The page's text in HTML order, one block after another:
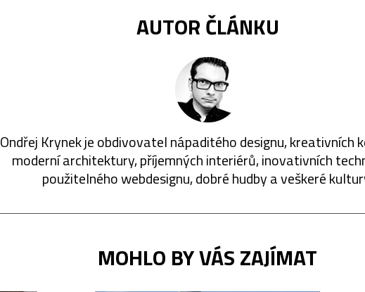
AUTOR ČLÁNKU
Ondřej Krynek je obdivovatel nápaditého designu, kreativních
moderní architektury, příjemných interiérů, inovativních
použitelného webdesignu, dobré hudby a veškeré
MOHLO BY VÁS ZAJÍMAT